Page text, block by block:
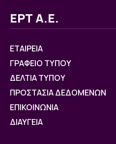
ΕΡΤ Α.Ε.
ΕΤΑΙΡΕΙΑ
ΓΡΑΦΕΙΟ ΤΥΠΟΥ
ΔΕΛΤΙΑ ΤΥΠΟΥ
ΠΡΟΣΤΑΣΙΑ ΔΕΔΟΜΕΝΩΝ
ΕΠΙΚΟΙΝΩΝΙΑ
ΔΙΑΥΓΕΙΑ